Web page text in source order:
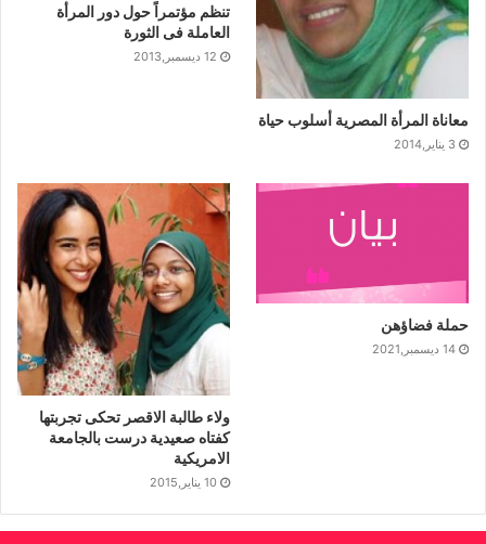
معاناة المرأة المصرية أسلوب حياة
3 يناير,2014
تنظم مؤتمراً حول دور المرأة
العاملة فى الثورة
12 ديسمبر,2013
حملة فضاؤهن
14 ديسمبر,2021
ولاء طالبة الاقصر تحكى تجربتها
كفتاه صعيدية درست بالجامعة
الامريكية
10 يناير,2015